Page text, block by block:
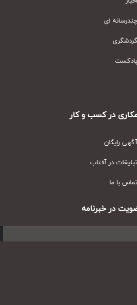
ای
در کسب و کار
رایگان
در آفتاب
با ما
در خبرنامه